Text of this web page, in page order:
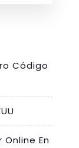
Código
En